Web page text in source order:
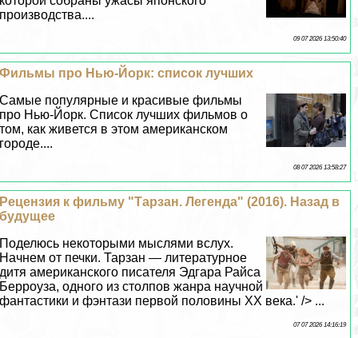
производства....
09 07 2026 13:50:40
Фильмы про Нью-Йорк: список лучших
Самые популярные и красивые фильмы
про Нью-Йорк. Список лучших фильмов о
том, как живется в этом американском
городе....
08 07 2026 13:58:27
Рецензия к фильму "Тарзан. Легенда" (2016). Назад в
будущее
Поделюсь некоторыми мыслями вслух.
Начнем от печки. Тарзан — литературное
дитя американского писателя Эдгара Райса
Берроуза, одного из столпов жанра научной
фантастики и фэнтази первой половины ХХ века.' /> ...
07 07 2026 14:16:19